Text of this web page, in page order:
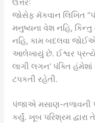
ઉત્તરઃ
જોસેફ મૅકવાન લિખિત
મનુષ્યના વેશ નહિ, કિન્તુ
નહિ, કામ બદલવા
આલેખાયું છે. ઈશ્વર પ્રત્યે
લાગી લગન’ પંક્તિ હંમેશાં
ટપકતી રહેતી.
પંજાએ મસાણ-તળાવની
કર્યું. ખૂબ પરિશ્રમ